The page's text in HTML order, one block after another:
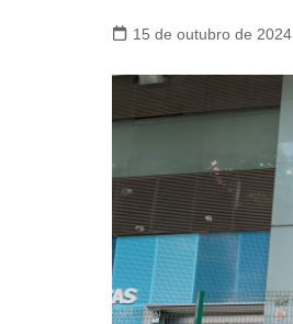
15 de outubro de 2024